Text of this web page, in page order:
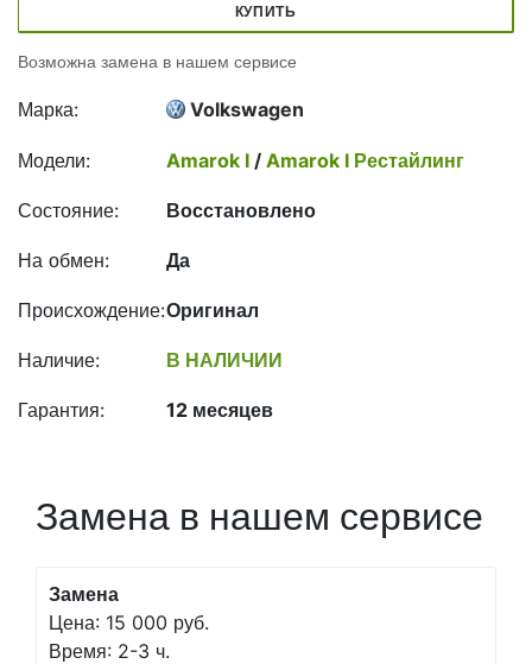
КУПИТЬ
Возможна замена в нашем сервисе
Марка: Volkswagen
Модели: Amarok I / Amarok I Рестайлинг
Состояние: Восстановлено
На обмен: Да
Происхождение:Оригинал
Наличие: В НАЛИЧИИ
Гарантия: 12 месяцев
Замена в нашем сервисе
Замена
Цена: 15 000 руб.
Время: 2-3 ч.